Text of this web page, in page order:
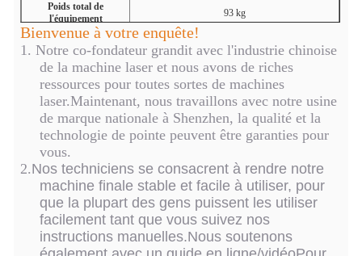
Poids total de
l'équipement
93 kg
Bienvenue à votre enquête!
1. Notre co-fondateur grandit avec l'industrie chinoise
de la machine laser et nous avons de riches
ressources pour toutes sortes de machines
laser.Maintenant, nous travaillons avec notre usine
de marque nationale à Shenzhen, la qualité et la
technologie de pointe peuvent être garanties pour
vous.
2.Nos techniciens se consacrent à rendre notre
machine finale stable et facile à utiliser, pour
que la plupart des gens puissent les utiliser
facilement tant que vous suivez nos
instructions manuelles.Nous soutenons